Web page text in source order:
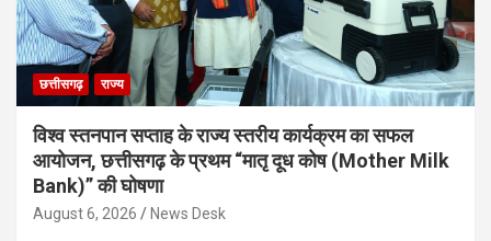
छत्तीसगढ़ राज्य
विश्व स्तनपान सप्ताह के राज्य स्तरीय कार्यक्रम का सफल
आयोजन, छत्तीसगढ़ के प्रथम “मातृ दूध कोष (Mother Milk
Bank)” की घोषणा
August 6, 2026 News Desk